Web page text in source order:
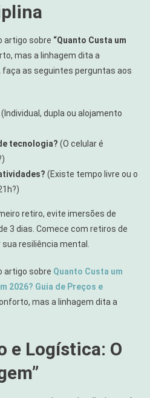
artigo sobre “Quanto Custa um
mas a linhagem dita a
faça as seguintes perguntas aos
(Individual, dupla ou alojamento
tecnologia? (O celular é
(Existe tempo livre ou o
retiro, evite imersões de
3 dias. Comece com retiros de
sua resiliência mental.
artigo sobre Quanto Custa um
2026? Guia de Preços e
mas a linhagem dita a
e Logística: O